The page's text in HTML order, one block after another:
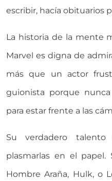
escribir, hacía obituarios
La historia de la mente
Marvel es digna de
más que un actor
guionista porque
para estar frente a las
Su verdadero
plasmarlas en el
Hombre Araña, Hulk, o